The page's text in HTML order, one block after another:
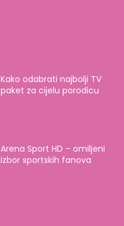
Kako odabrati najbolji TV
paket za cijelu porodicu
Arena Sport HD – omiljeni
izbor sportskih fanova